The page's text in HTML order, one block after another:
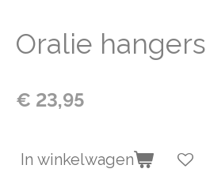
Oralie hangers
€ 23,95
In winkelwagen